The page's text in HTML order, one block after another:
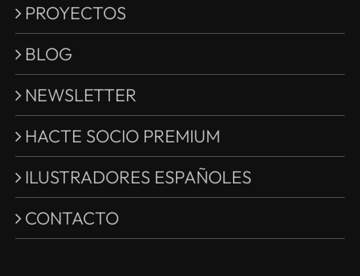
PROYECTOS
BLOG
NEWSLETTER
HACTE SOCIO PREMIUM
ILUSTRADORES ESPAÑOLES
CONTACTO